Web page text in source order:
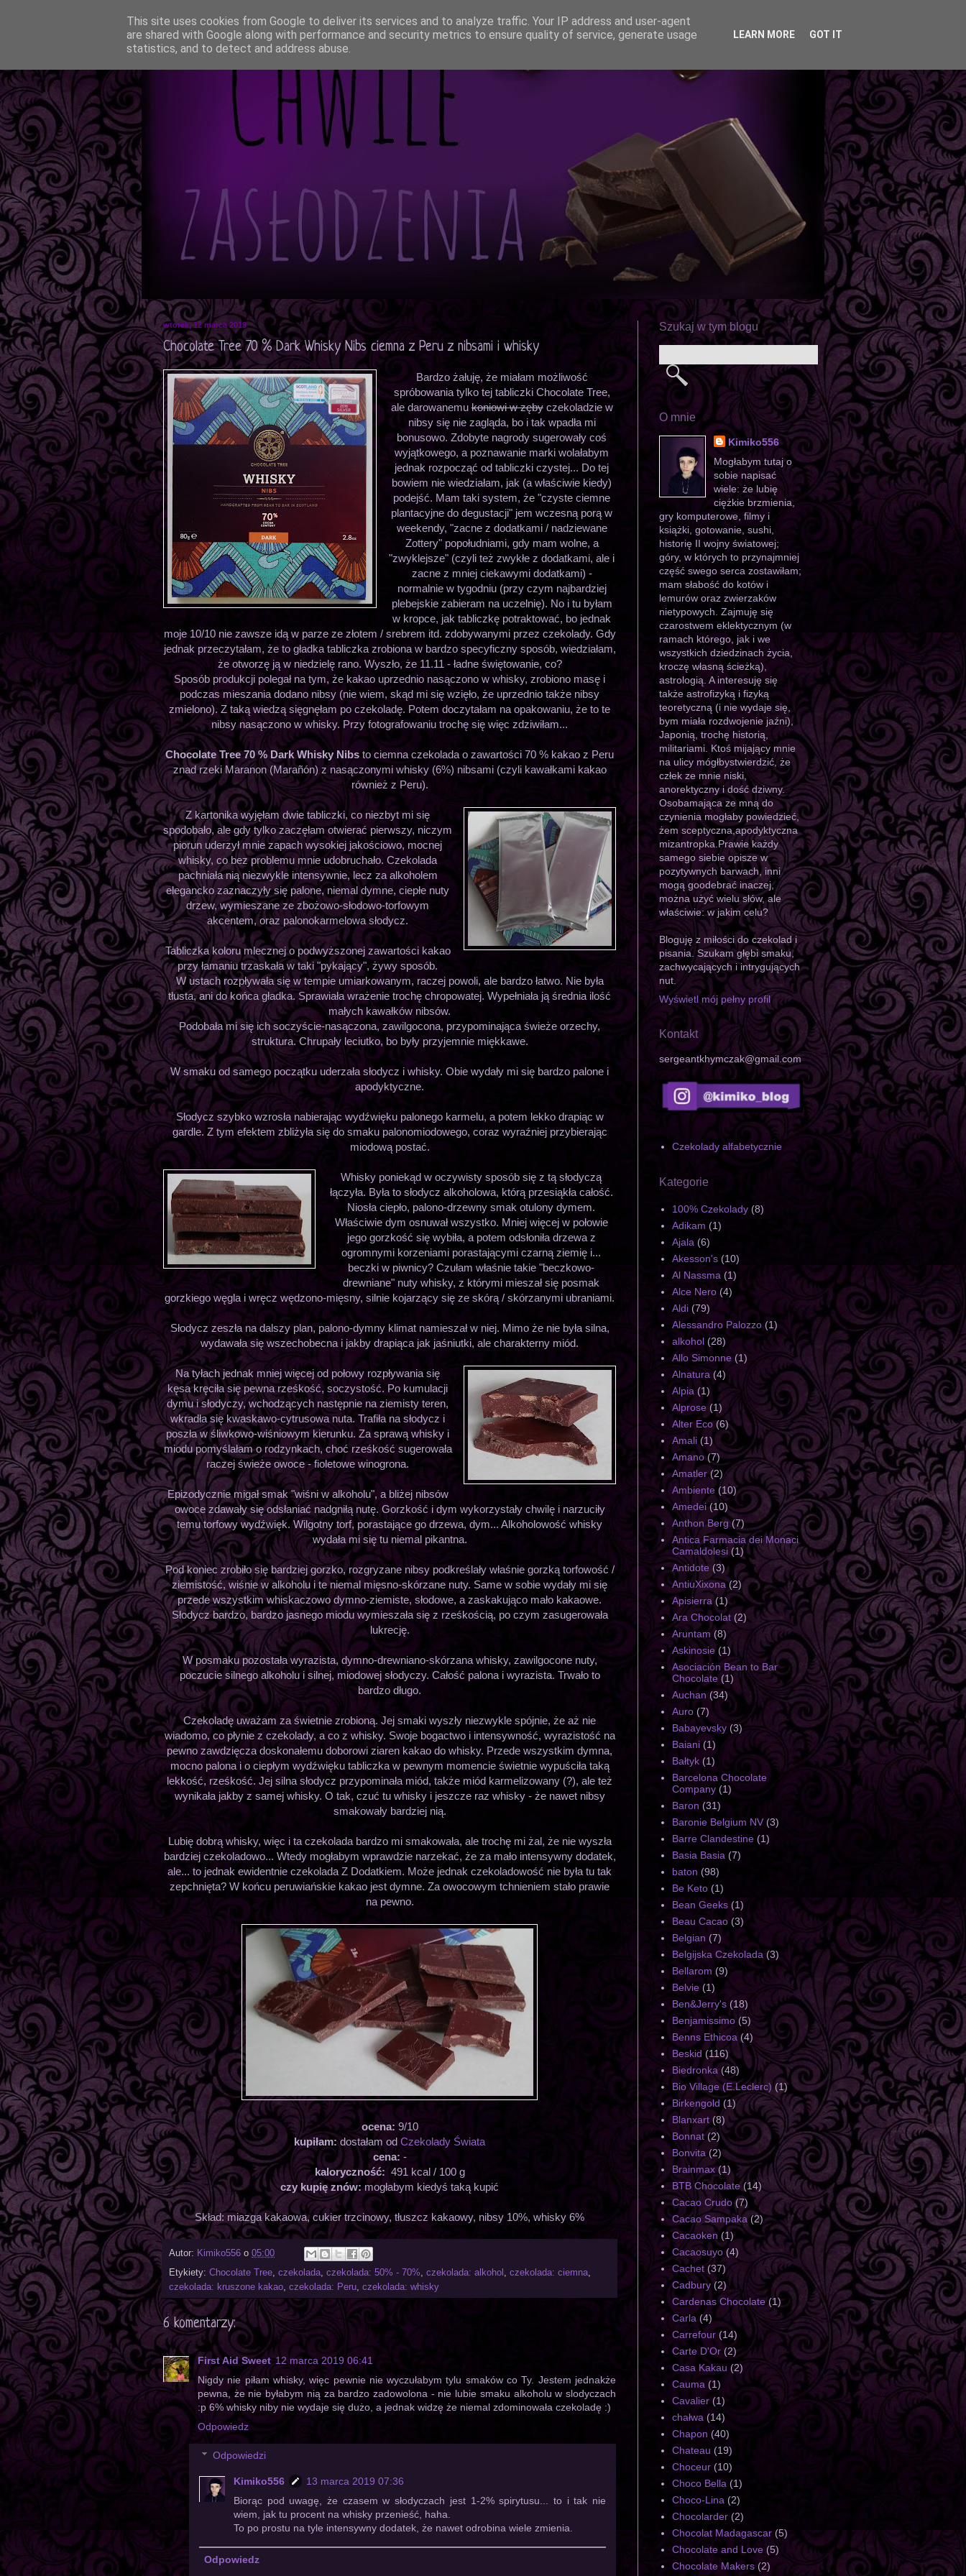
wtorek, 12 marca 2019
Chocolate Tree 70 % Dark Whisky Nibs ciemna z Peru z nibsami i whisky
Bardzo żałuję, że miałam możliwość
spróbowania tylko tej tabliczki Chocolate Tree,
ale darowanemukoniowi w zębyczekoladzie w
nibsy się nie zagląda, bo i tak wpadła mi
bonusowo. Zdobyte nagrody sugerowały coś
wyjątkowego, a poznawanie marki wolałabym
jednak rozpocząć od tabliczki czystej... Do tej
bowiem nie wiedziałam, jak (a właściwie kiedy)
podejść. Mam taki system, że "czyste ciemne
plantacyjne do degustacji" jem wczesną porą w
weekendy, "zacne z dodatkami / nadziewane
Zottery" popołudniami, gdy mam wolne, a
"zwyklejsze" (czyli też zwykłe z dodatkami, ale i
zacne z mniej ciekawymi dodatkami) -
normalnie w tygodniu (przy czym najbardziej
plebejskie zabieram na uczelnię). No i tu byłam
w kropce, jak tabliczkę potraktować, bo jednak
moje 10/10 nie zawsze idą w parze ze złotem / srebrem itd. zdobywanymi przez czekolady. Gdy
jednak przeczytałam, że to gładka tabliczka zrobiona w bardzo specyficzny sposób, wiedziałam,
że otworzę ją w niedzielę rano. Wyszło, że 11.11 - ładne świętowanie, co?
Sposób produkcji polegał na tym, że kakao uprzednio nasączono w whisky, zrobiono masę i
podczas mieszania dodano nibsy (nie wiem, skąd mi się wzięło, że uprzednio także nibsy
zmielono). Z taką wiedzą sięgnęłam po czekoladę. Potem doczytałam na opakowaniu, że to te
nibsy nasączono w whisky. Przy fotografowaniu trochę się więc zdziwiłam...
Chocolate Tree 70 % Dark Whisky Nibs to ciemna czekolada o zawartości 70 % kakao z Peru
znad rzeki Maranon (Marañón) z nasączonymi whisky (6%) nibsami (czyli kawałkami kakao
również z Peru).
Z kartonika wyjęłam dwie tabliczki, co niezbyt mi się
spodobało, ale gdy tylko zaczęłam otwierać pierwszy, niczym
piorun uderzył mnie zapach wysokiej jakościowo, mocnej
whisky, co bez problemu mnie udobruchało. Czekolada
pachniała nią niezwykle intensywnie, lecz za alkoholem
elegancko zaznaczyły się palone, niemal dymne, ciepłe nuty
drzew, wymieszane ze zbożowo-słodowo-torfowym
akcentem, oraz palonokarmelowa słodycz.
Tabliczka koloru mlecznej o podwyższonej zawartości kakao
przy łamaniu trzaskała w taki "pykający", żywy sposób.
W ustach rozpływała się w tempie umiarkowanym, raczej powoli, ale bardzo łatwo. Nie była
tłusta, ani do końca gładka. Sprawiała wrażenie trochę chropowatej. Wypełniała ją średnia ilość
małych kawałków nibsów.
Podobała mi się ich soczyście-nasączona, zawilgocona, przypominająca świeże orzechy,
struktura. Chrupały leciutko, bo były przyjemnie miękkawe.
W smaku od samego początku uderzała słodycz i whisky. Obie wydały mi się bardzo palone i
apodyktyczne.
Słodycz szybko wzrosła nabierając wydźwięku palonego karmelu, a potem lekko drapiąc w
gardle. Z tym efektem zbliżyła się do smaku palonomiodowego, coraz wyraźniej przybierając
miodową postać.
Whisky poniekąd w oczywisty sposób się z tą słodyczą
łączyła. Była to słodycz alkoholowa, którą przesiąkła całość.
Niosła ciepło, palono-drzewny smak otulony dymem.
Właściwie dym osnuwał wszystko. Mniej więcej w połowie
jego gorzkość się wybiła, a potem odsłoniła drzewa z
ogromnymi korzeniami porastającymi czarną ziemię i...
beczki w piwnicy? Czułam właśnie takie "beczkowo-
drewniane" nuty whisky, z którymi mieszał się posmak
gorzkiego węgla i wręcz wędzono-mięsny, silnie kojarzący się ze skórą / skórzanymi ubraniami.
Słodycz zeszła na dalszy plan, palono-dymny klimat namieszał w niej. Mimo że nie była silna,
wydawała się wszechobecna i jakby drapiąca jak jaśniutki, ale charakterny miód.
Na tyłach jednak mniej więcej od połowy rozpływania się
kęsa kręciła się pewna rześkość, soczystość. Po kumulacji
dymu i słodyczy, wchodzących następnie na ziemisty teren,
wkradła się kwaskawo-cytrusowa nuta. Trafiła na słodycz i
poszła w śliwkowo-wiśniowym kierunku. Za sprawą whisky i
miodu pomyślałam o rodzynkach, choć rześkość sugerowała
raczej świeże owoce - fioletowe winogrona.
Epizodycznie migał smak "wiśni w alkoholu", a bliżej nibsów
owoce zdawały się odsłaniać nadgniłą nutę. Gorzkość i dym wykorzystały chwilę i narzuciły
temu torfowy wydźwięk. Wilgotny torf, porastające go drzewa, dym... Alkoholowość whisky
wydała mi się tu niemal pikantna.
Pod koniec zrobiło się bardziej gorzko, rozgryzane nibsy podkreślały właśnie gorzką torfowość /
ziemistość, wiśnie w alkoholu i te niemal mięsno-skórzane nuty. Same w sobie wydały mi się
przede wszystkim whiskaczowo dymno-ziemiste, słodowe, a zaskakująco mało kakaowe.
Słodycz bardzo, bardzo jasnego miodu wymieszała się z rześkością, po czym zasugerowała
lukrecję.
W posmaku pozostała wyrazista, dymno-drewniano-skórzana whisky, zawilgocone nuty,
poczucie silnego alkoholu i silnej, miodowej słodyczy. Całość palona i wyrazista. Trwało to
bardzo długo.
Czekoladę uważam za świetnie zrobioną. Jej smaki wyszły niezwykle spójnie, że aż nie
wiadomo, co płynie z czekolady, a co z whisky. Swoje bogactwo i intensywność, wyrazistość na
pewno zawdzięcza doskonałemu doborowi ziaren kakao do whisky. Przede wszystkim dymna,
mocno palona i o ciepłym wydźwięku tabliczka w pewnym momencie świetnie wypuściła taką
lekkość, rześkość. Jej silna słodycz przypominała miód, także miód karmelizowany (?), ale też
wynikała jakby z samej whisky. O tak, czuć tu whisky i jeszcze raz whisky - że nawet nibsy
smakowały bardziej nią.
Lubię dobrą whisky, więc i ta czekolada bardzo mi smakowała, ale trochę mi żal, że nie wyszła
bardziej czekoladowo... Wtedy mogłabym wprawdzie narzekać, że za mało intensywny dodatek,
ale... to jednak ewidentnie czekolada Z Dodatkiem. Może jednak czekoladowość nie była tu tak
zepchnięta? W końcu peruwiańskie kakao jest dymne. Za owocowym tchnieniem stało prawie
na pewno.
ocena: 9/10
kupiłam: dostałam od Czekolady Świata
cena: -
kaloryczność: 491 kcal / 100 g
czy kupię znów:mogłabym kiedyś taką kupić
Skład: miazga kakaowa, cukier trzcinowy, tłuszcz kakaowy, nibsy 10%, whisky 6%
Autor: Kimiko556 o 05:00
Etykiety: Chocolate Tree, czekolada, czekolada: 50% - 70%, czekolada: alkohol , czekolada: ciemna,
czekolada: kruszone kakao, czekolada: Peru, czekolada: whisky
6 komentarzy:
First Aid Sweet 12 marca 2019 06:41
Nigdy nie piłam whisky, więc pewnie nie wyczułabym tylu smaków co Ty. Jestem jednakże
pewna, że nie byłabym nią za bardzo zadowolona - nie lubie smaku alkoholu w slodyczach
:p 6% whisky niby nie wydaje się dużo, a jednak widzę że niemal zdominowała czekoladę :)
Odpowiedz
Odpowiedzi
Kimiko556
13 marca 2019 07:36
Biorąc pod uwagę, że czasem w słodyczach jest 1-2% spirytusu... to i tak nie
wiem, jak tu procent na whisky przenieść, haha.
To po prostu na tyle intensywny dodatek, że nawet odrobina wiele zmienia.
Odpowiedz
Szukaj w tym blogu
O mnie
Kimiko556
Mogłabym tutaj o
sobie napisać
wiele: że lubię
ciężkie brzmienia,
gry komputerowe, filmy i
książki, gotowanie, sushi,
historię II wojny światowej;
góry, w których to przynajmniej
część swego serca zostawiłam;
mam słabość do kotów i
lemurów oraz zwierzaków
nietypowych. Zajmuję się
czarostwem eklektycznym (w
ramach którego, jak i we
wszystkich dziedzinach życia,
kroczę własną ścieżką),
astrologią. A interesuję się
także astrofizyką i fizyką
teoretyczną (i nie wydaje się,
bym miała rozdwojenie jaźni),
Japonią, trochę historią,
militariami. Ktoś mijający mnie
na ulicy mógłbystwierdzić, że
człek ze mnie niski,
anorektyczny i dość dziwny.
Osobamająca ze mną do
czynienia mogłaby powiedzieć,
żem sceptyczna,apodyktyczna
mizantropka.Prawie każdy
samego siebie opisze w
pozytywnych barwach, inni
mogą goodebrać inaczej,
można użyć wielu słów, ale
właściwie: w jakim celu?
Bloguję z miłości do czekolad i
pisania. Szukam głębi smaku,
zachwycających i intrygujących
nut.
Wyświetl mój pełny profil
Kontakt
sergeantkhymczak@gmail.com
Czekolady alfabetycznie
Kategorie
100% Czekolady (8)
Adikam (1)
Ajala (6)
Akesson's (10)
Al Nassma (1)
Alce Nero (4)
Aldi (79)
Alessandro Palozzo (1)
alkohol (28)
Allo Simonne (1)
Alnatura (4)
Alpia (1)
Alprose (1)
Alter Eco (6)
Amali (1)
Amano (7)
Amatler (2)
Ambiente (10)
Amedei (10)
Anthon Berg (7)
Antica Farmacia dei Monaci
Camaldolesi (1)
Antidote (3)
AntiuXixona (2)
Apisierra (1)
Ara Chocolat (2)
Aruntam (8)
Askinosie (1)
Asociación Bean to Bar
Chocolate (1)
Auchan (34)
Auro (7)
Babayevsky (3)
Baiani (1)
Bałtyk (1)
Barcelona Chocolate
Company (1)
Baron (31)
Baronie Belgium NV (3)
Barre Clandestine (1)
Basia Basia (7)
baton (98)
Be Keto (1)
Bean Geeks (1)
Beau Cacao (3)
Belgian (7)
Belgijska Czekolada (3)
Bellarom (9)
Belvie (1)
Ben&Jerry's (18)
Benjamissimo (5)
Benns Ethicoa (4)
Beskid (116)
Biedronka (48)
Bio Village (E.Leclerc) (1)
Birkengold (1)
Blanxart (8)
Bonnat (2)
Bonvita (2)
Brainmax (1)
BTB Chocolate (14)
Cacao Crudo (7)
Cacao Sampaka (2)
Cacaoken (1)
Cacaosuyo (4)
Cachet (37)
Cadbury (2)
Cardenas Chocolate (1)
Carla (4)
Carrefour (14)
Carte D'Or (2)
Casa Kakau (2)
Cauma (1)
Cavalier (1)
chałwa (14)
Chapon (40)
Chateau (19)
Choceur (10)
Choco Bella (1)
Choco-Lina (2)
Chocolarder (2)
Chocolat Madagascar (5)
Chocolate and Love (5)
Chocolate Makers (2)
This site uses cookies from Google to deliver its services and to analyze traffic. Your IP address and user-agent
are shared with Google along with performance and security metrics to ensure quality of service, generate usage
statistics, and to detect and address abuse.
LEARN MORE GOT IT